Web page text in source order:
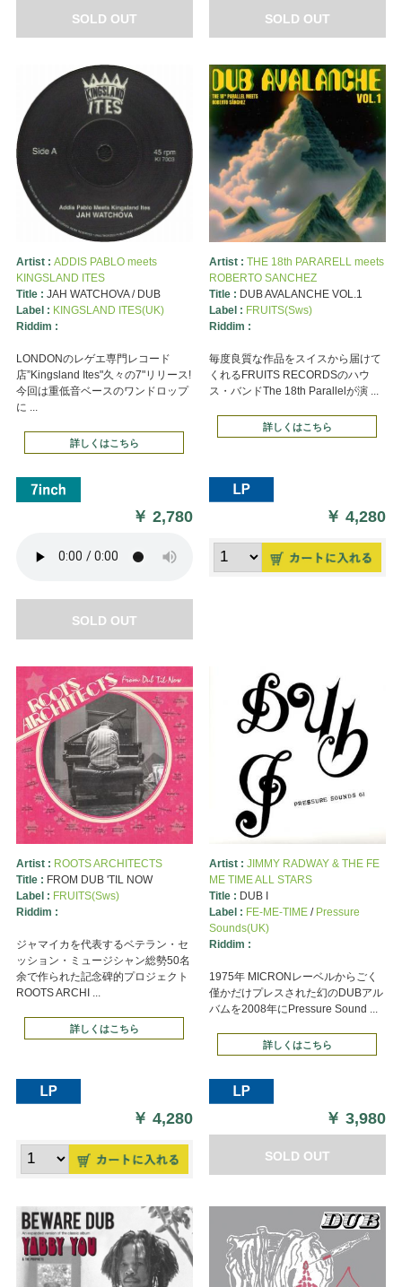
SOLD OUT SOLD OUT
Artist : ADDIS PABLO meets
KINGSLAND ITES
Title : JAH WATCHOVA / DUB
Label : KINGSLAND ITES(UK)
Riddim :
LONDONのレゲエ専門レコード
店”Kingsland Ites"久々の7"リリース!
今回は重低音ベースのワンドロップ
に ...
詳しくはこちら
￥2,780
SOLD OUT
Artist : THE 18th PARARELL meets
ROBERTO SANCHEZ
Title : DUB AVALANCHE VOL.1
Label : FRUITS(Sws)
Riddim :
毎度良質な作品をスイスから届けて
くれるFRUITS RECORDSのハウ
ス・バンドThe 18th Parallelが演 ...
詳しくはこちら
￥4,280
Artist : ROOTS ARCHITECTS
Title : FROM DUB 'TIL NOW
Label : FRUITS(Sws)
Riddim :
ジャマイカを代表するベテラン・セ
ッション・ミュージシャン総勢50名
余で作られた記念碑的プロジェクト
ROOTS ARCHI ...
詳しくはこちら
￥4,280
Artist : JIMMY RADWAY & THE FE
ME TIME ALL STARS
Title : DUB I
Label : FE-ME-TIME/ Pressure
Sounds(UK)
Riddim :
1975年 MICRONレーベルからごく
僅かだけプレスされた幻のDUBアル
バムを2008年にPressure Sound ...
詳しくはこちら
￥3,980
SOLD OUT